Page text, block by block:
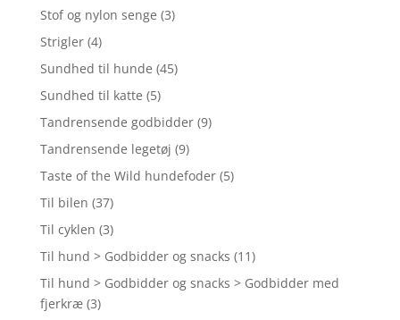
Stof og nylon senge (3)
Strigler (4)
Sundhed til hunde (45)
Sundhed til katte (5)
Tandrensende godbidder (9)
Tandrensende legetøj (9)
Taste of the Wild hundefoder (5)
Til bilen (37)
Til cyklen (3)
Til hund > Godbidder og snacks (11)
Til hund > Godbidder og snacks > Godbidder med
fjerkræ (3)